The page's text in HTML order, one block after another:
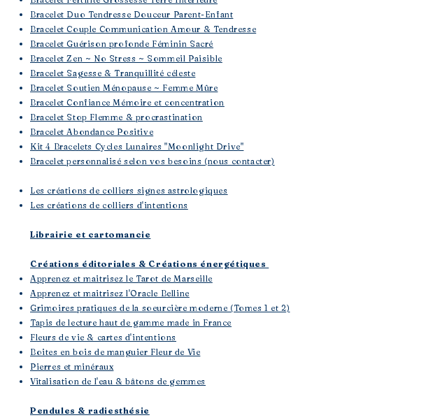
Bracelet Duo Tendresse Douceur Parent-Enfant
Bracelet Couple Communication Amour & Tendresse
Bracelet Guérison profonde Féminin Sacré
Bracelet Zen ~ No Stress ~ Sommeil Paisible
Bracelet Sagesse & Tranquillité céleste
Bracelet Soutien Ménopause ~ Femme Mûre
Bracelet Confiance Mémoire et concentration
Bracelet Stop Flemme & procrastination
Bracelet Abondance Positive
Kit 4 Bracelets Cycles Lunaires "Moonlight Drive"
Bracelet personnalisé selon vos besoins (nous contacter)
Les créations de colliers signes astrologiques
Les créations de colliers d'intentions
Librairie et cartomancie
Créations éditoriales & Créations énergétiques
Apprenez et maitrisez le Tarot de Marseille
Apprenez et maitrisez l'Oracle Belline
Grimoires pratiques de la soeurcière moderne (Tomes 1 et 2)
Tapis de lecture haut de gamme made in France
Fleurs de vie & cartes d'intentions
Boites en bois de manguier Fleur de Vie
Pierres et minéraux
Vitalisation de l'eau & bâtons de gemmes
Pendules & radiesthésie